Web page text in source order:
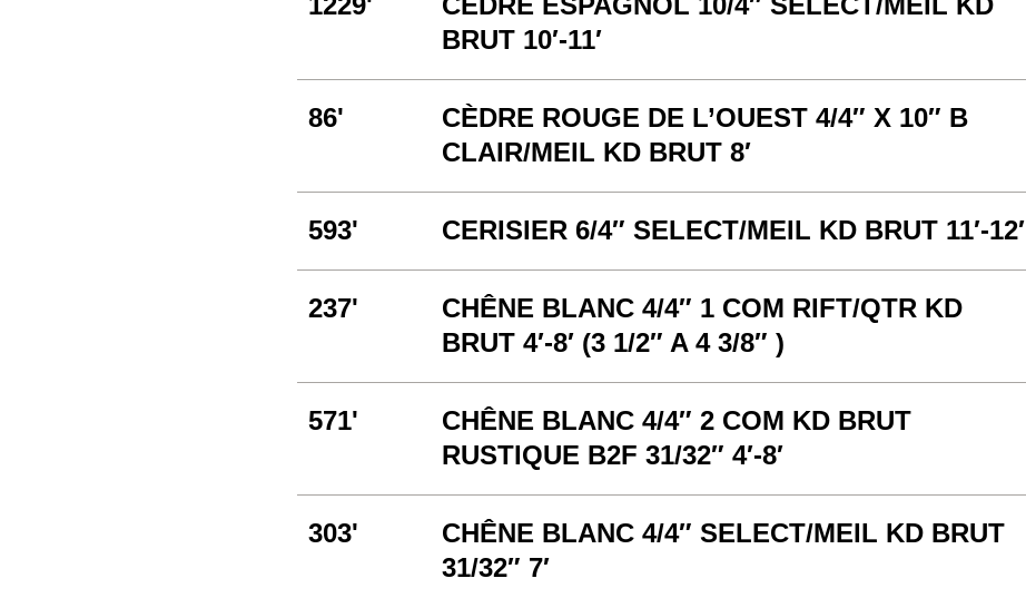
BRUT 10′-11′
86'
CÈDRE ROUGE DE L’OUEST 4/4″ X 10″ B
CLAIR/MEIL KD BRUT 8′
593' CERISIER 6/4″ SELECT/MEIL KD BRUT 11′-12′
237'
CHÊNE BLANC 4/4″ 1 COM RIFT/QTR KD
BRUT 4′-8′ (3 1/2″ A 4 3/8″ )
571'
CHÊNE BLANC 4/4″ 2 COM KD BRUT
RUSTIQUE B2F 31/32″ 4′-8′
303'
CHÊNE BLANC 4/4″ SELECT/MEIL KD BRUT
31/32″ 7′